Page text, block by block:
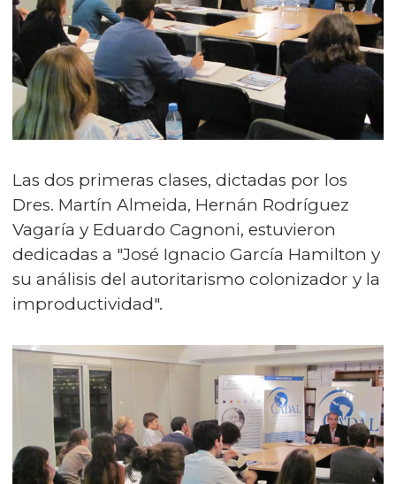
Las dos primeras clases, dictadas por los
Dres. Martín Almeida, Hernán Rodríguez
Vagaría y Eduardo Cagnoni, estuvieron
dedicadas a "José Ignacio García Hamilton y
su análisis del autoritarismo colonizador y la
improductividad".